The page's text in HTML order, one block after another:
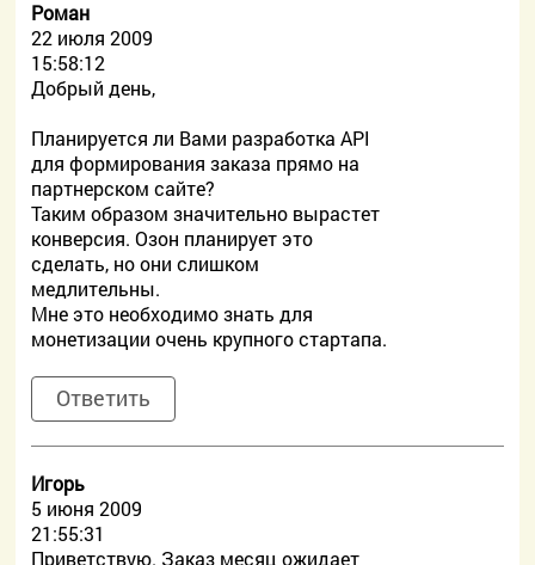
Роман
22 июля 2009
15:58:12
Добрый день,
Планируется ли Вами разработка API
для формирования заказа прямо на
партнерском сайте?
Таким образом значительно вырастет
конверсия. Озон планирует это
сделать, но они слишком
медлительны.
Мне это необходимо знать для
монетизации очень крупного стартапа.
Ответить
Игорь
5 июня 2009
21:55:31
Приветствую. Заказ месяц ожидает